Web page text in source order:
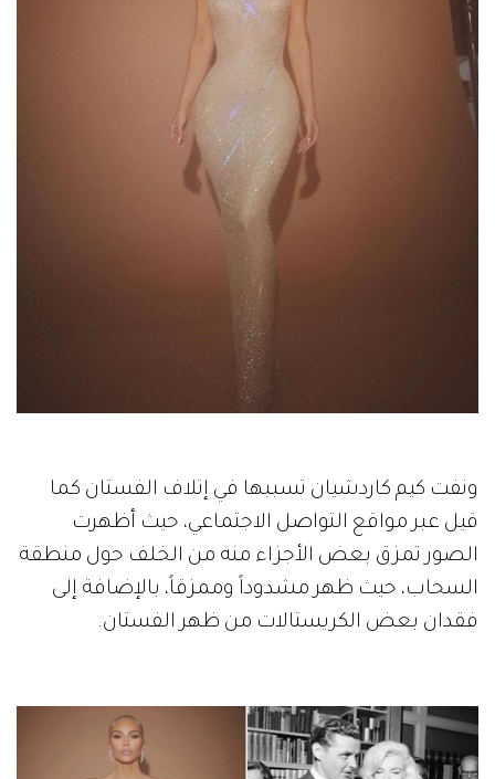
ونفت كيم كاردشيان تسببها في إتلاف الفستان كما
قيل عبر مواقع التواصل الاجتماعي، حيث أظهرت
الصور تمزق بعض الأجزاء منه من الخلف حول منطقة
السحاب، حيث ظهر مشدوداً وممزقاً، بالإضافة إلى
فقدان بعض الكريستالات من ظهر الفستان.